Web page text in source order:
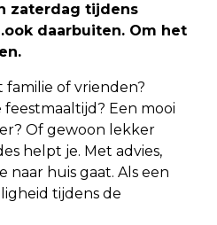
zaterdag tijdens
daarbuiten. Om het
familie of vrienden?
feestmaaltijd? Een mooi
Of gewoon lekker
helpt je. Met advies,
naar huis gaat. Als een
tijdens de